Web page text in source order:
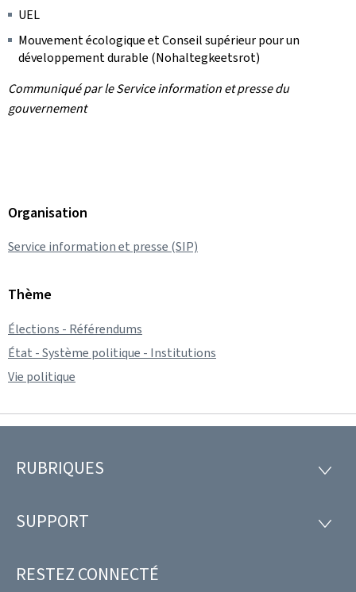
UEL
Mouvement écologique et Conseil supérieur pour un
développement durable (Nohaltegkeetsrot)
Communiqué par le Service information et presse du
gouvernement
Organisation
Service information et presse (SIP)
Thème
Élections - Référendums
État - Système politique - Institutions
Vie politique
Pied
page
RUBRIQUES
SUPPORT
RESTEZ CONNECTÉ